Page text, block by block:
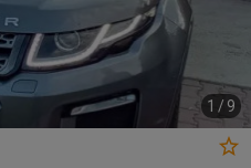
1 / 9